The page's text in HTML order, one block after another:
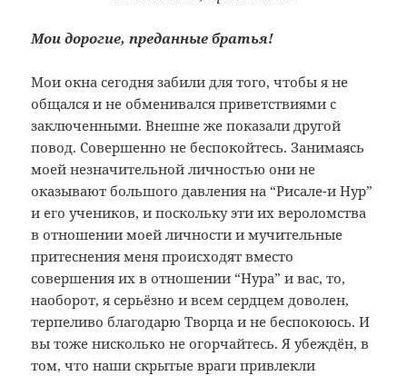
Мои дорогие, преданные братья!
Мои окна сегодня забили для того, чтобы я не
общался и не обменивался приветствиями с
заключенными. Внешне же показали другой
повод. Совершенно не беспокойтесь. Занимаясь
моей незначительной личностью они не
оказывают большого давления на “Рисале-и Нур”
и его учеников, и поскольку эти их вероломства
в отношении моей личности и мучительные
притеснения меня происходят вместо
совершения их в отношении “Нура” и вас, то,
наоборот, я серьёзно и всем сердцем доволен,
терпеливо благодарю Творца и не беспокоюсь. И
вы тоже нисколько не огорчайтесь. Я убеждён, в
том, что наши скрытые враги привлекли